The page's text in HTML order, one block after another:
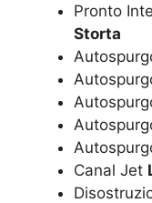
Pronto
Storta
Canal Jet